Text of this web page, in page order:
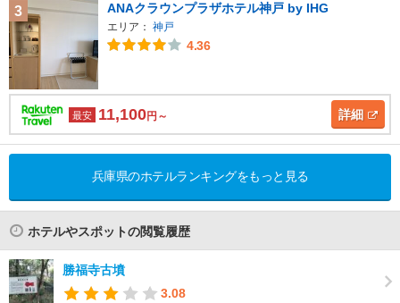
3 ANAクラウンプラザホテル神戸 by IHG
エリア： 神戸
4.36
最安 11,100円～ 詳細
兵庫県のホテルランキングをもっと見る
ホテルやスポットの閲覧履歴
勝福寺古墳
3.08